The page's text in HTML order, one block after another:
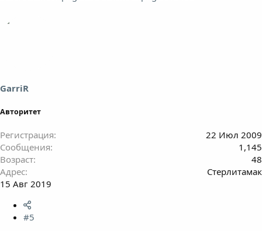
GarriR
Авторитет
Регистрация
22 Июл 2009
Сообщения
1,145
Возраст
48
Адрес
Стерлитамак
15 Авг 2019
#5